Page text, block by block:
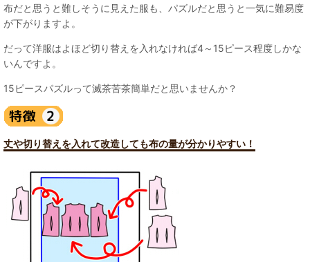
布だと思うと難しそうに見えた服も、パズルだと思うと一気に難易度
が下がりますよ。
だって洋服はよほど切り替えを入れなければ4～15ピース程度しかな
いんですよ。
15ピースパズルって滅茶苦茶簡単だと思いませんか？
丈や切り替えを入れて改造しても布の量が分かりやすい！